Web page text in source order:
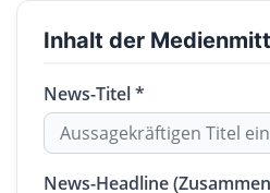
Inhalt der
News-Titel *
News-Headline